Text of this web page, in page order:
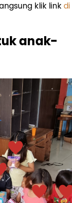
klik linkdi
anak-